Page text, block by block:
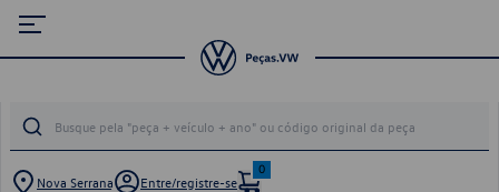
Nova Serrana Entre/registre-se
0